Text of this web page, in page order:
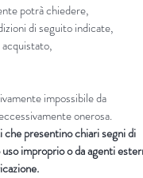
potrà chiedere,
di seguito indicate,
impossibile da
onerosa.
presentino chiari segni di
improprio o da agenti